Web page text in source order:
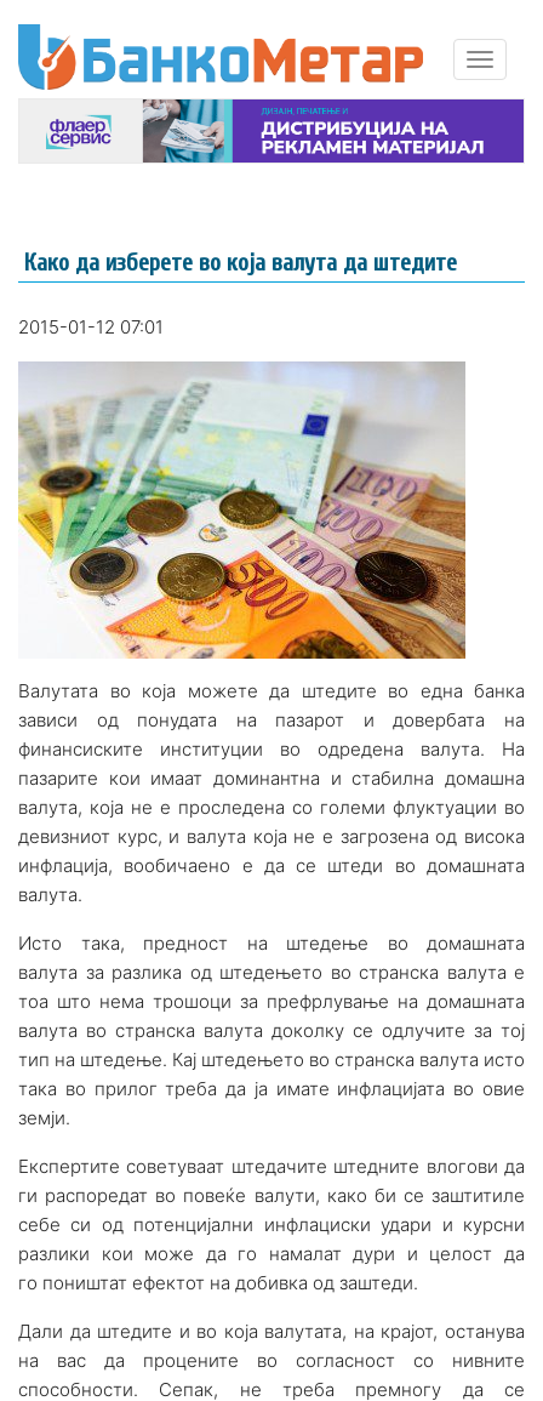
Како да изберете во која валута да штедите
2015-01-12 07:01
Валутата во која можете да штедите во една банка
зависи од понудата на пазарот и довербата на
финансиските институции во одредена валута. На
пазарите кои имаат доминантна и стабилна домашна
валута, која не е проследена со големи флуктуации во
девизниот курс, и валута која не е загрозена од висока
инфлација, вообичаено е да се штеди во домашната
валута.
Исто така, предност на штедење во домашната
валута за разлика од штедењето во странска валута е
тоа што нема трошоци за префрлување на домашната
валута во странска валута доколку се одлучите за тој
тип на штедење. Кај штедењето во странска валута исто
така во прилог треба да ја имате инфлацијата во овие
земји.
Експертите советуваат штедачите штедните влогови да
ги распоредат во повеќе валути, како би се заштитиле
себе си од потенцијални инфлациски удари и курсни
разлики кои може да го намалат дури и целост да
го поништат ефектот на добивка од заштеди.
Дали да штедите и во која валутата, на крајот, останува
на вас да процените во согласност со нивните
способности. Сепак, не треба премногу да се